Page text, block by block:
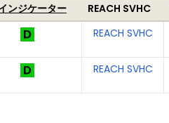
ンジケーター REACH SVHC
REACH SVHC
REACH SVHC